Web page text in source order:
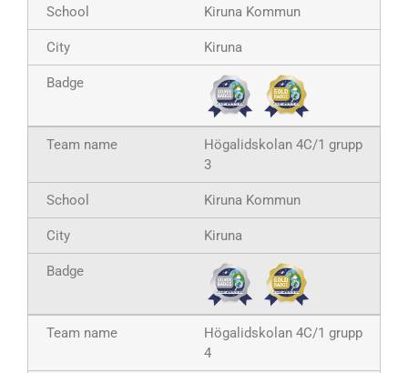
Kiruna Kommun
Kiruna
Högalidskolan 4C/1 grupp
3
Kiruna Kommun
Kiruna
Högalidskolan 4C/1 grupp
4